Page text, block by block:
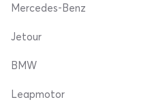
Mercedes-Benz
Jetour
BMW
Leapmotor